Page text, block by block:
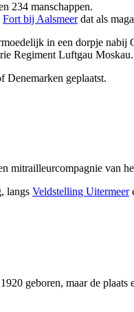
234 manschappen.
Fort bij Aalsmeerdat als
in een dorpje
Regiment Luftgau Moskau.
geplaatst.
mitrailleurcompagnie van
langs Veldstelling Uitermeer
geboren, maar de plaats